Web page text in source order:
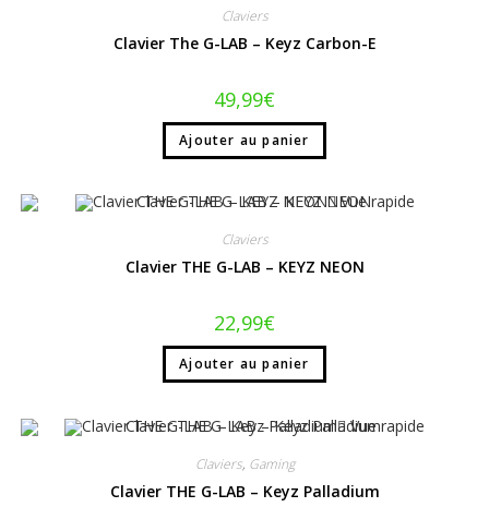
Claviers
Clavier The G-LAB – Keyz Carbon-E
49,99€
Ajouter au panier
Vue rapide
Claviers
Clavier THE G-LAB – KEYZ NEON
22,99€
Ajouter au panier
Vue rapide
Claviers, Gaming
Clavier THE G-LAB – Keyz Palladium